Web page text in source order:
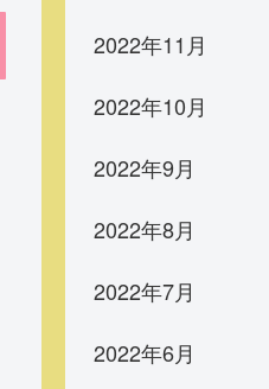
2022年11月
2022年10月
2022年9月
2022年8月
2022年7月
2022年6月